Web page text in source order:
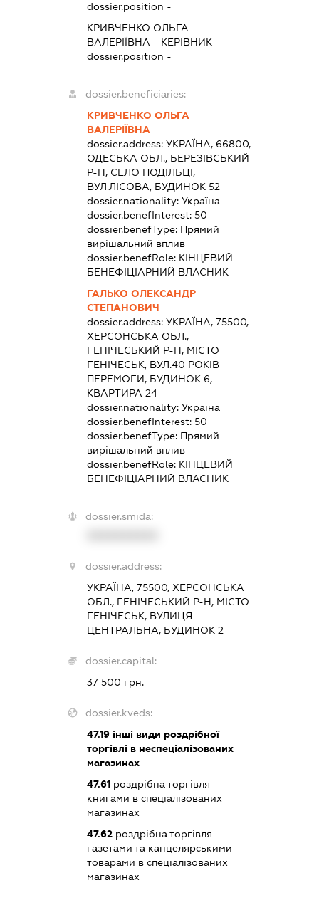
dossier.position -
КРИВЧЕНКО ОЛЬГА
ВАЛЕРІЇВНА - КЕРІВНИК
dossier.position -
dossier.beneficiaries:
КРИВЧЕНКО ОЛЬГА
ВАЛЕРІЇВНА
dossier.address:УКРАЇНА, 66800,
ОДЕСЬКА ОБЛ., БЕРЕЗІВСЬКИЙ
Р-Н, СЕЛО ПОДІЛЬЦІ,
ВУЛ.ЛІСОВА, БУДИНОК 52
dossier.nationality:Україна
dossier.benefInterest:50
dossier.benefType: Прямий
вирішальний вплив
dossier.benefRole: КІНЦЕВИЙ
БЕНЕФІЦІАРНИЙ ВЛАСНИК
ГАЛЬКО ОЛЕКСАНДР
СТЕПАНОВИЧ
dossier.address:УКРАЇНА, 75500,
ХЕРСОНСЬКА ОБЛ.,
ГЕНІЧЕСЬКИЙ Р-Н, МІСТО
ГЕНІЧЕСЬК, ВУЛ.40 РОКІВ
ПЕРЕМОГИ, БУДИНОК 6,
КВАРТИРА 24
dossier.nationality:Україна
dossier.benefInterest:50
dossier.benefType: Прямий
вирішальний вплив
dossier.benefRole: КІНЦЕВИЙ
БЕНЕФІЦІАРНИЙ ВЛАСНИК
dossier.smida:
dossier.address:
УКРАЇНА, 75500, ХЕРСОНСЬКА
ОБЛ., ГЕНІЧЕСЬКИЙ Р-Н, МІСТО
ГЕНІЧЕСЬК, ВУЛИЦЯ
ЦЕНТРАЛЬНА, БУДИНОК 2
dossier.capital:
37 500 грн.
dossier.kveds:
47.19 інші види роздрібної
торгівлі в неспеціалізованих
магазинах
47.61 роздрібна торгівля
книгами в спеціалізованих
магазинах
47.62 роздрібна торгівля
газетами та канцелярськими
товарами в спеціалізованих
магазинах